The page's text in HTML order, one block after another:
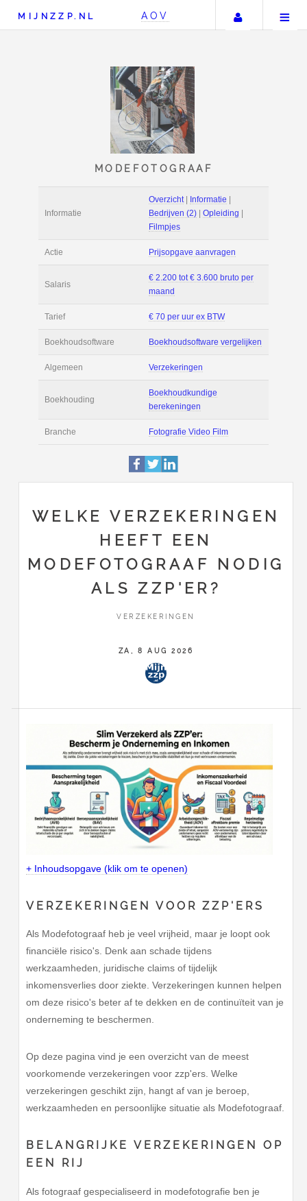
MIJNZZP.NL AOV Uw
MODEFOTOGRAAF
Overzicht
Filmpjes
Prijsopgave
Salaris
€ 70 per uur ex
Boekhoudsoftware
Algemeen Verzekeringen
Boekhoudkundige
berekeningen
WELKE VERZEKERINGEN
HEEFT EEN
MODEFOTOGRAAF NODIG
ALS ZZP'ER?
VERZEKERINGEN
ZA, 8 AUG 2026
+ Inhoudsopgave (klik om te openen)
VERZEKERINGEN VOOR ZZP'ERS
Als Modefotograaf heb je veel vrijheid, maar je loopt ook
financiële risico's. Denk aan schade tijdens
werkzaamheden, juridische claims of tijdelijk
inkomensverlies door ziekte. Verzekeringen kunnen helpen
om deze risico's beter af te dekken en de continuïteit van je
onderneming te beschermen.
Op deze pagina vind je een overzicht van de meest
voorkomende verzekeringen voor zzp'ers. Welke
verzekeringen geschikt zijn, hangt af van je beroep,
werkzaamheden en persoonlijke situatie als Modefotograaf.
BELANGRIJKE VERZEKERINGEN OP
EEN RIJ
Als fotograaf gespecialiseerd in modefotografie ben je